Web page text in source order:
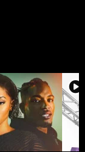
player2